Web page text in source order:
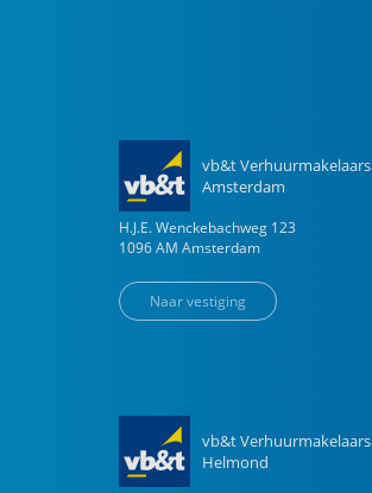
vb&t Verhuurmakelaars
Amsterdam
H.J.E. Wenckebachweg 123
1096 AM Amsterdam
Naar vestiging
vb&t Verhuurmakelaars
Helmond